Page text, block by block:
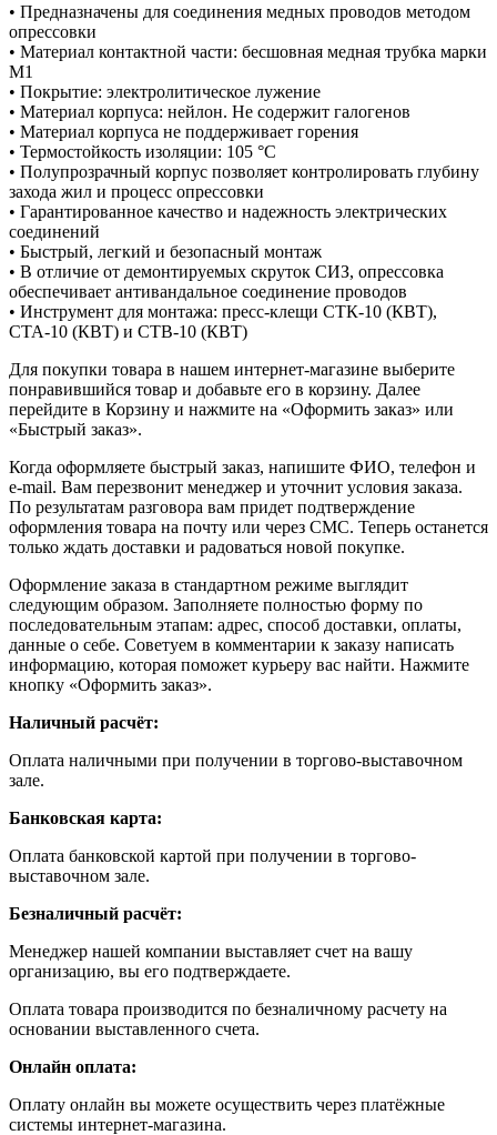
• Предназначены для соединения медных проводов методом
опрессовки
• Материал контактной части: бесшовная медная трубка марки
М1
• Покрытие: электролитическое лужение
• Материал корпуса: нейлон. Не содержит галогенов
• Материал корпуса не поддерживает горения
• Термостойкость изоляции: 105 °C
• Полупрозрачный корпус позволяет контролировать глубину
захода жил и процесс опрессовки
• Гарантированное качество и надежность электрических
соединений
• Быстрый, легкий и безопасный монтаж
• В отличие от демонтируемых скруток СИЗ, опрессовка
обеспечивает антивандальное соединение проводов
• Инструмент для монтажа: пресс-клещи СТК-10 (КВТ),
СТА-10 (КВТ) и СТВ-10 (КВТ)
Для покупки товара в нашем интернет-магазине выберите
понравившийся товар и добавьте его в корзину. Далее
перейдите в Корзину и нажмите на «Оформить заказ» или
«Быстрый заказ».
Когда оформляете быстрый заказ, напишите ФИО, телефон и
e-mail. Вам перезвонит менеджер и уточнит условия заказа.
По результатам разговора вам придет подтверждение
оформления товара на почту или через СМС. Теперь останется
только ждать доставки и радоваться новой покупке.
Оформление заказа в стандартном режиме выглядит
следующим образом. Заполняете полностью форму по
последовательным этапам: адрес, способ доставки, оплаты,
данные о себе. Советуем в комментарии к заказу написать
информацию, которая поможет курьеру вас найти. Нажмите
кнопку «Оформить заказ».
Наличный расчёт:
Оплата наличными при получении в торгово-выставочном
зале.
Банковская карта:
Оплата банковской картой при получении в торгово-
выставочном зале.
Безналичный расчёт:
Менеджер нашей компании выставляет счет на вашу
организацию, вы его подтверждаете.
Оплата товара производится по безналичному расчету на
основании выставленного счета.
Онлайн оплата:
Оплату онлайн вы можете осуществить через платёжные
системы интернет-магазина.